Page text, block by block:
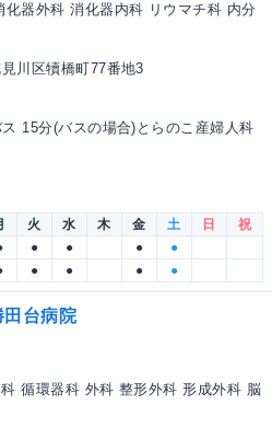
器外科 消化器内科 リウマチ科 内分
川区犢橋町77番地3
15分(バスの場合)とらのこ産婦人科
火 水 木 金 土 日
祝
● ● ●
●
● ● ● ●
田台病院
循環器科 外科 整形外科 形成外科 脳